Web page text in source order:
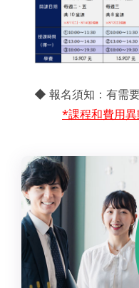
◆ 報名須知：有需要
*課程和費用